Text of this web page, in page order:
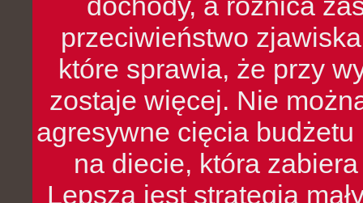
przeciwieństwo
które sprawia, że przy
zostaje więcej. Nie
agresywne cięcia
na diecie, która
Lepsza jest strategia